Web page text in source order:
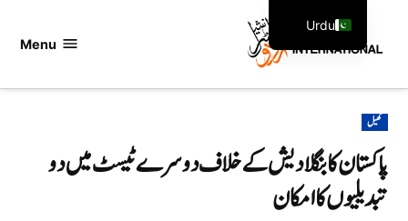
Menu
POSTED
IN
کھیل
پاکستان کا بنگلادیش کے خلاف دوسرے ٹیسٹ میں دو
تبدیلیوں کا امکان
Urdu
English